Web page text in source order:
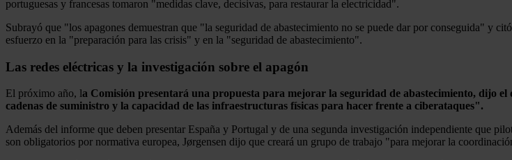
portuguesas y francesas tomaron "medidas clave, decisivas, para restaurar la electricidad".
Subrayó que "los apagones demuestran que "la seguridad de abastecimiento no se puede dar por conseguida" y
esfuerzo en la "preparación para las crisis" y en la "seguridad de abastecimiento".
Las redes eléctricas y la investigación sobre el apagón
El próximo año, la Comisión presentará una propuesta para mejorar la seguridad de abastecimiento, dijo
cadenas de suministro y la capacidad de las infraestructuras físicas para hacer frente a ciberataques".
Además del informe que deben presentar España y Portugal y de una segunda investigación independiente que
son obligatorios por normativa europea, Jørgensen dijo que creará un grupo de trabajo "para mejorar la